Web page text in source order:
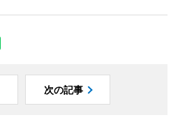
次の記事